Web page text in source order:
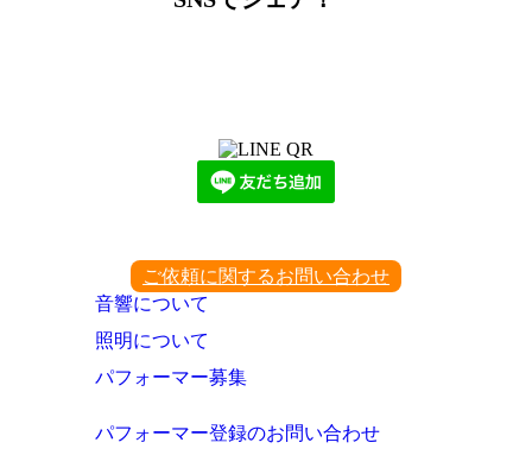
ご依頼に関するお問い合わせ
音響について
照明について
パフォーマー募集
パフォーマー登録のお問い合わせ